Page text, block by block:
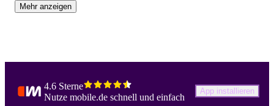
Mehr anzeigen
4.6 Sterne
Nutze mobile.de schnell und einfach
App installieren